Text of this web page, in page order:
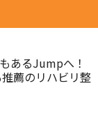
あるJumpへ！
薦のリハビリ整